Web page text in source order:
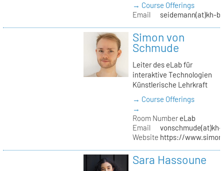
→ Course Offerings
Email
seidemann(at)kh-
Simon von
Schmude
Leiter des eLab für
interaktive Technologien
Künstlerische Lehrkraft
→ Course Offerings
→
Room NumbereLab
Email
Website https://
Sara Hassoune